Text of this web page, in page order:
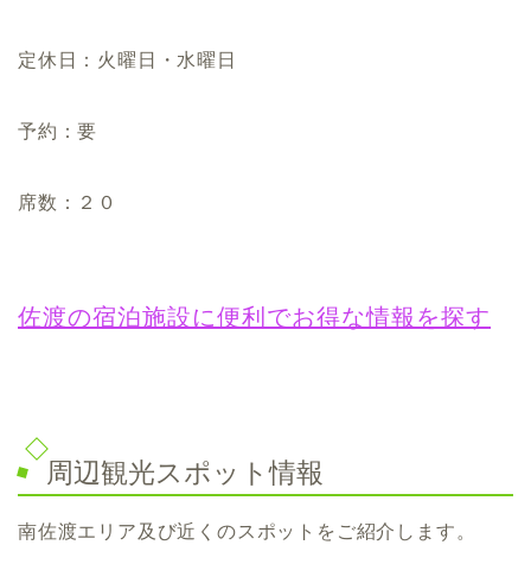
定休日：火曜日・水曜日
予約：要
席数：２０
佐渡の宿泊施設に便利でお得な情報を探す
周辺観光スポット情報
南佐渡エリア及び近くのスポットをご紹介します。